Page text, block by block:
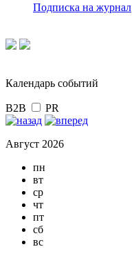
Подписка на журнал
Календарь событий
B2B PR
Август 2026
пн
вт
ср
чт
пт
сб
вс